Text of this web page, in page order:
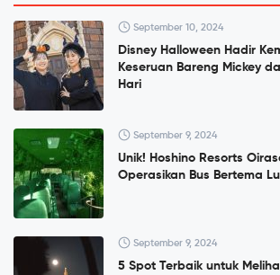
September 10, 2024
Disney Halloween Hadir
Keseruan Bareng Mickey
Hari
September 9, 2024
Unik! Hoshino Resorts
Operasikan Bus Bertema
September 9, 2024
5 Spot Terbaik untuk